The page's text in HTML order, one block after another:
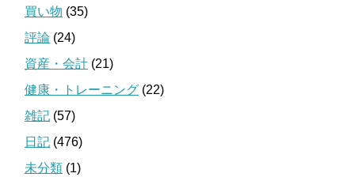
買い物 (35)
評論 (24)
資産・会計 (21)
健康・トレーニング (22)
雑記 (57)
日記 (476)
未分類 (1)